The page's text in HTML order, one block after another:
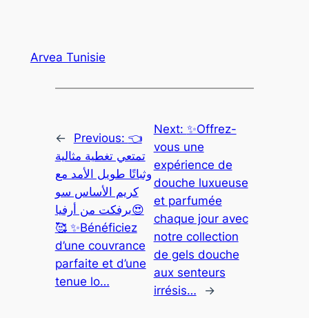
Arvea Tunisie
← Previous: 👈
تمتعي تغطية مثالية
وثباتًا طويل الأمد مع
كريم الأساس سو
برفكت من أرفيا😍
🥰 ✨Bénéficiez
d’une couvrance
parfaite et d’une
tenue lo…
Next: ✨Offrez-
vous une
expérience de
douche luxueuse
et parfumée
chaque jour avec
notre collection
de gels douche
aux senteurs
irrésis…
→